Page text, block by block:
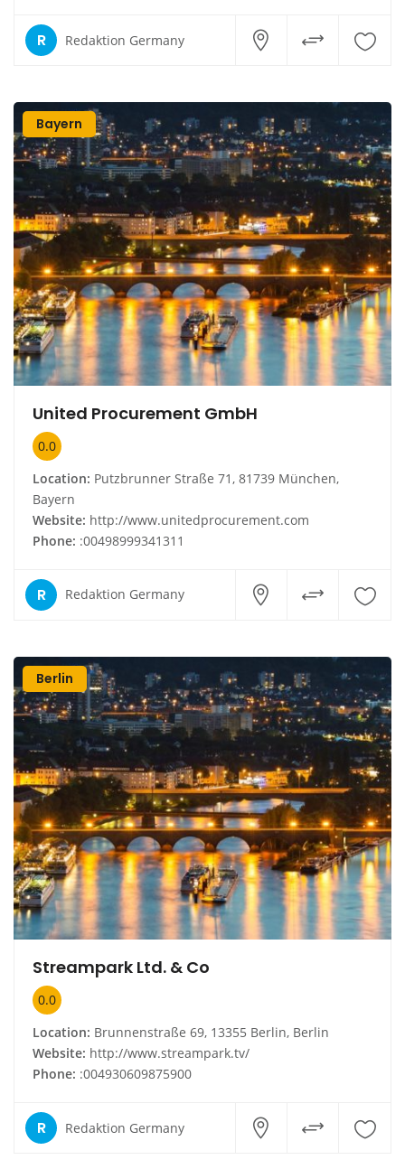
R Redaktion Germany
Bayern
United Procurement GmbH
0.0
Location: Putzbrunner Straße 71, 81739 München,
Bayern
Website: http://www.unitedprocurement.com
Phone: :00498999341311
R Redaktion Germany
Berlin
Streampark Ltd. & Co
0.0
Location: Brunnenstraße 69, 13355 Berlin, Berlin
Website: http://www.streampark.tv/
Phone: :004930609875900
R Redaktion Germany